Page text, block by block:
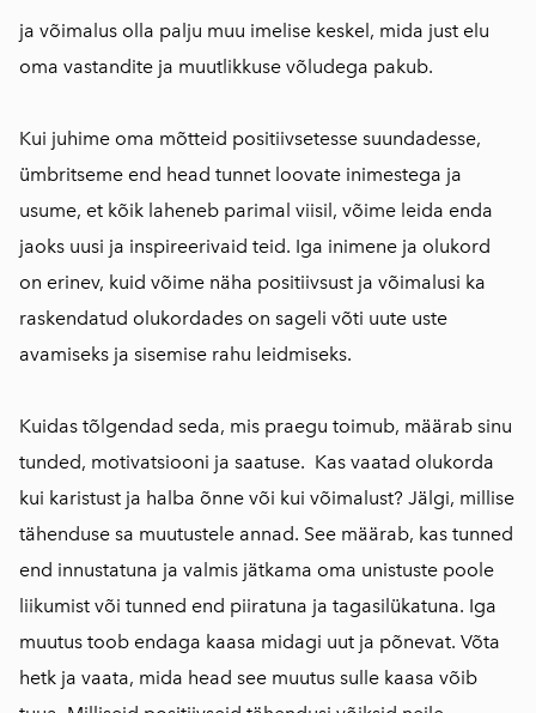
ja võimalus olla palju muu imelise keskel, mida just elu
oma vastandite ja muutlikkuse võludega pakub.
Kui juhime oma mõtteid positiivsetesse suundadesse,
ümbritseme end head tunnet loovate inimestega ja
usume, et kõik laheneb parimal viisil, võime leida enda
jaoks uusi ja inspireerivaid teid. Iga inimene ja olukord
on erinev, kuid võime näha positiivsust ja võimalusi ka
raskendatud olukordades on sageli võti uute uste
avamiseks ja sisemise rahu leidmiseks.
Kuidas tõlgendad seda, mis praegu toimub, määrab sinu
tunded, motivatsiooni ja saatuse. Kas vaatad olukorda
kui karistust ja halba õnne või kui võimalust? Jälgi, millise
tähenduse sa muutustele annad. See määrab, kas tunned
end innustatuna ja valmis jätkama oma unistuste poole
liikumist või tunned end piiratuna ja tagasilükatuna. Iga
muutus toob endaga kaasa midagi uut ja põnevat. Võta
hetk ja vaata, mida head see muutus sulle kaasa võib